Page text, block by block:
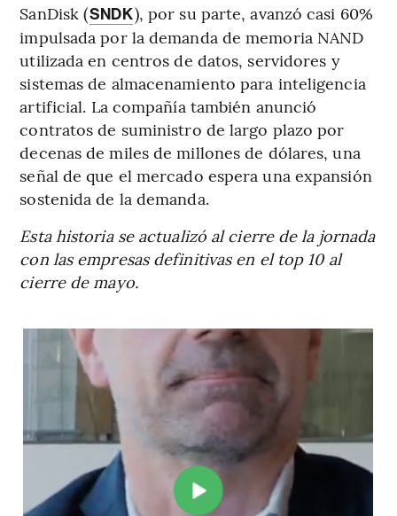
SanDisk (SNDK), por su parte, avanzó casi 60%
impulsada por la demanda de memoria NAND
utilizada en centros de datos, servidores y
sistemas de almacenamiento para inteligencia
artificial. La compañía también anunció
contratos de suministro de largo plazo por
decenas de miles de millones de dólares, una
señal de que el mercado espera una expansión
sostenida de la demanda.
Esta historia se actualizó al cierre de la jornada
con las empresas definitivas en el top 10 al
cierre de mayo.